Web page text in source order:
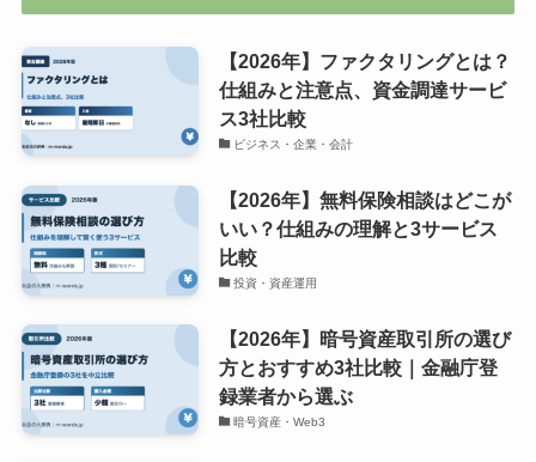
【2026年】ファクタリングとは？
仕組みと注意点、資金調達サービ
ス3社比較
ビジネス・企業・会計
【2026年】無料保険相談はどこが
いい？仕組みの理解と3サービス
比較
投資・資産運用
【2026年】暗号資産取引所の選び
方とおすすめ3社比較｜金融庁登
録業者から選ぶ
暗号資産・Web3